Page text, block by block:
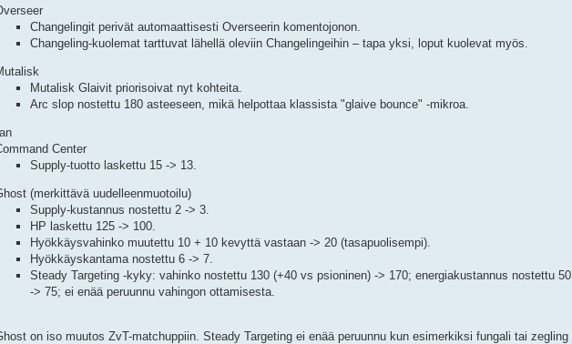
Changelingit perivät automaattisesti Overseerin komentojonon.
Changeling-kuolemat tarttuvat lähellä oleviin Changelingeihin – tapa yksi, loput kuolevat myös.
Mutalisk Glaivit priorisoivat nyt kohteita.
Arc slop nostettu 180 asteeseen, mikä helpottaa klassista "glaive bounce" -mikroa.
Center
Supply-tuotto laskettu 15 -> 13.
(merkittävä uudelleenmuotoilu)
Supply-kustannus nostettu 2 -> 3.
HP laskettu 125 -> 100.
Hyökkäysvahinko muutettu 10 + 10 kevyttä vastaan -> 20 (tasapuolisempi).
Hyökkäyskantama nostettu 6 -> 7.
Steady Targeting -kyky: vahinko nostettu 130 (+40 vs psioninen) -> 170; energiakustannus nostettu 50
-> 75; ei enää peruunnu vahingon ottamisesta.
on iso muutos ZvT-matchuppiin. Steady Targeting ei enää peruunnu kun esimerkiksi fungali tai zegling